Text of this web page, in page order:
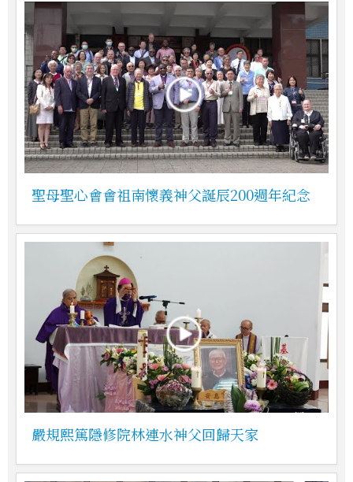
聖母聖心會會祖南懷義神父誕辰200週年紀念
嚴規熙篤隱修院林連水神父回歸天家